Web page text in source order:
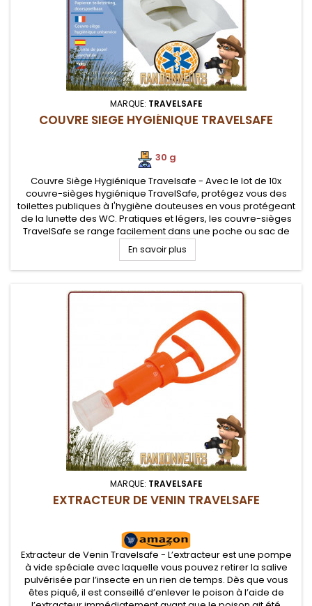
MARQUE: TRAVELSAFE
COUVRE SIEGE HYGIÉNIQUE TRAVELSAFE
30 g
Couvre Siège Hygiénique Travelsafe - Avec le lot de 10x
couvre-sièges hygiénique TravelSafe, protégez vous des
toilettes publiques à l'hygiène douteuses en vous protégeant
de la lunette des WC. Pratiques et légers, les couvre-sièges
TravelSafe se range facilement dans une poche ou sac de
voyage
En savoir plus
MARQUE: TRAVELSAFE
EXTRACTEUR DE VENIN TRAVELSAFE
Extracteur de Venin Travelsafe - L’extracteur est une pompe
à vide spéciale avec laquelle vous pouvez retirer la salive
pulvérisée par l’insecte en un rien de temps. Dès que vous
êtes piqué, il est conseillé d’enlever le poison à l’aide de